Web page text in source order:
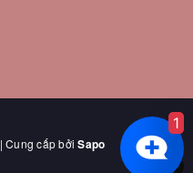
| Cung cấp bởiSapo
1